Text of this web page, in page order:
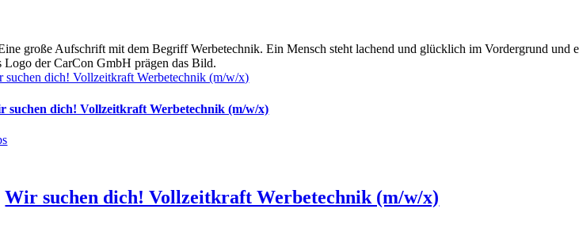
suchen dich! Vollzeitkraft Werbetechnik (m/w/x)
suchen dich! Vollzeitkraft Werbetechnik (m/w/x)
Wir suchen dich! Vollzeitkraft Werbetechnik (m/w/x)